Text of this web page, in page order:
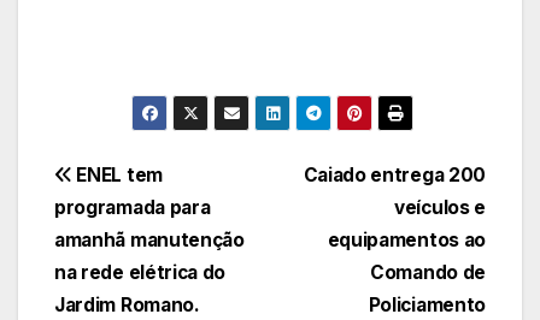
Navegação
de
Post
Caiado entrega 200
veículos e
equipamentos ao
Comando de
Policiamento
ENEL tem
programada para
amanhã manutenção
na rede elétrica do
Jardim Romano.